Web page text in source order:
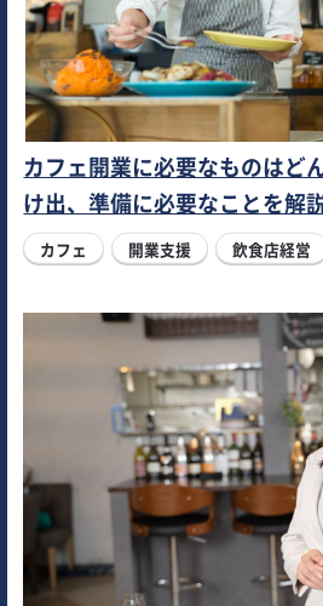
カフェ開業に必要なものはど
け出、準備に必要なことを解
カフェ 開業支援 飲食店経営